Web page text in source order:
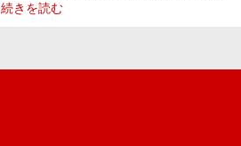
続きを読む